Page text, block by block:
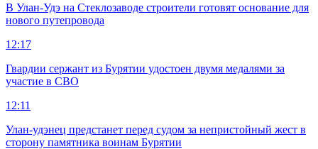
В Улан-Удэ на Стеклозаводе строители готовят основание для
нового путепровода
12:17
Гвардии сержант из Бурятии удостоен двумя медалями за
участие в СВО
12:11
Улан-удэнец предстанет перед судом за непристойный жест в
сторону памятника воинам Бурятии